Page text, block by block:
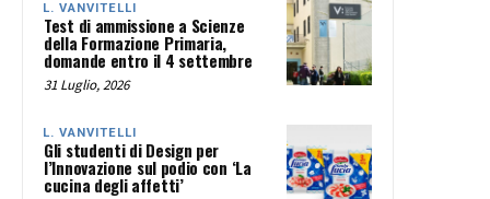
L. VANVITELLI
Test di ammissione a Scienze
della Formazione Primaria,
domande entro il 4 settembre
31 Luglio, 2026
L. VANVITELLI
Gli studenti di Design per
l’Innovazione sul podio con ‘La
cucina degli affetti’